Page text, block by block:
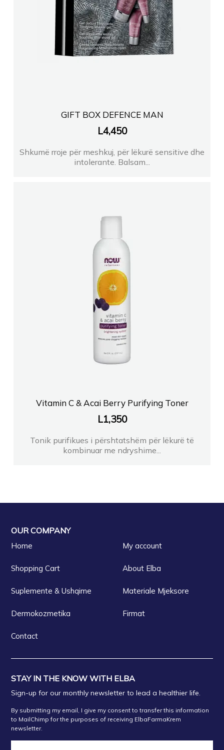
GIFT BOX DEFENCE MAN
L4,450
Shkumë rroje për meshkuj, për lëkurë sensitive dhe
intolerante. Balsam...
Vitamin C & Acai Berry Purifying Toner
L1,350
Tonik purifikues i përshtatshëm për lëkurë të
kombinuar me ndryshime...
OUR COMPANY
Home My account
Shopping Cart About Elba
Suplemente & Ushqime Materiale Mjeksore
Dermokozmetika Firmat
Contact
STAY IN THE KNOW WITH ELBA
Sign-up for our monthly newsletter to lead a healthier life.
By submitting my email, I give my consent to transfer this information
to MailChimp for the purposes of receiving ElbaFarmaKrem
newsletter.